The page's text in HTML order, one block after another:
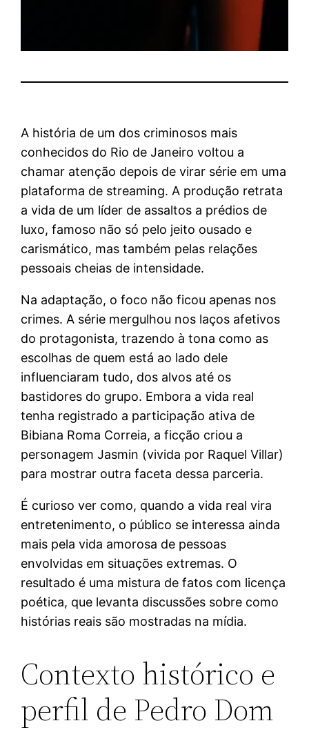
A história de um dos criminosos mais
conhecidos do Rio de Janeiro voltou a
chamar atenção depois de virar série em uma
plataforma de streaming. A produção retrata
a vida de um líder de assaltos a prédios de
luxo, famoso não só pelo jeito ousado e
carismático, mas também pelas relações
pessoais cheias de intensidade.
Na adaptação, o foco não ficou apenas nos
crimes. A série mergulhou nos laços afetivos
do protagonista, trazendo à tona como as
escolhas de quem está ao lado dele
influenciaram tudo, dos alvos até os
bastidores do grupo. Embora a vida real
tenha registrado a participação ativa de
Bibiana Roma Correia, a ficção criou a
personagem Jasmin (vivida por Raquel Villar)
para mostrar outra faceta dessa parceria.
É curioso ver como, quando a vida real vira
entretenimento, o público se interessa ainda
mais pela vida amorosa de pessoas
envolvidas em situações extremas. O
resultado é uma mistura de fatos com licença
poética, que levanta discussões sobre como
histórias reais são mostradas na mídia.
Contexto histórico e
perfil de Pedro Dom